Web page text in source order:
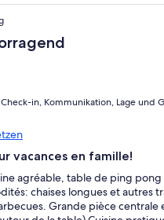
in, Kommunikation, Lage und
vacances en famille!
agréable, table de ping
chaises longues et autres
Grande pièce centrale